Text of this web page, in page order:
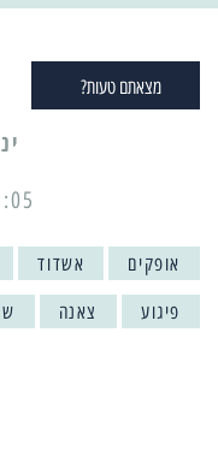
מצאתם טעות?
03/2025
אופקים אשדוד
פיגוע צאנה